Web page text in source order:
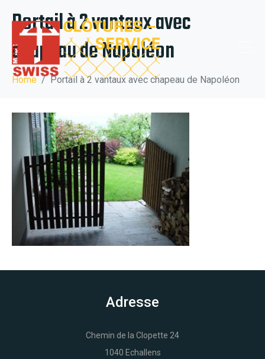
Portail à 2 vantaux avec
chapeau de Napoléon
Home Portail à 2 vantaux avec chapeau de Napoléon
Adresse
Chemin de la Clopette 24
1040 Echallens